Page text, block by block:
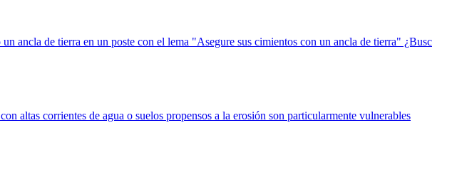
ancla de tierra en un poste con el lema "Asegure sus cimientos con un ancla de tierra" ¿Busc
altas corrientes de agua o suelos propensos a la erosión son particularmente vulnerables